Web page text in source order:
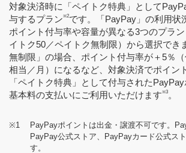
対象決済時に「ペイトク特典」として
与するプラン※2です。「PayPay」の利用状
ポイント付与率や容量が異なる3つのプラ
イトク50／ペイトク無制限）から選択でき
無制限」の場合、ポイント付与率が＋5％
相当／月）になるなど、対象決済でポイン
「ペイトク特典」として付与された
基本料の支払いにご利用いただけます※3 。
※1
PayPayポイントは出金・譲渡不可です。
PayPay公式ストア、PayPayカード公式ス
す。